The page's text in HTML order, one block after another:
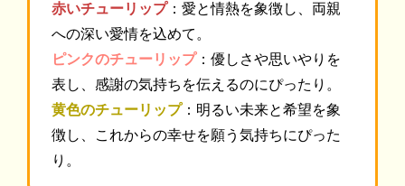
赤いチューリップ：愛と情熱を象徴し、両親
への深い愛情を込めて。
ピンクのチューリップ：優しさや思いやりを
表し、感謝の気持ちを伝えるのにぴったり。
黄色のチューリップ：明るい未来と希望を象
徴し、これからの幸せを願う気持ちにぴった
り。